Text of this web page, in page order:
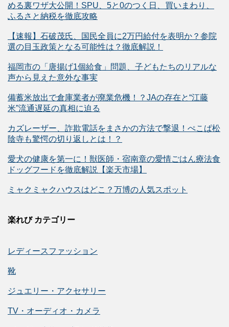
める裏ワザ大公開！SPU、5と0のつく日、買いまわり、
ふるさと納税を徹底攻略
【速報】石破茂氏、国民全員に2万円給付を表明か？参院
選の目玉政策となる可能性は？徹底解説！
福岡市の「唐揚げ1個給食」問題、子どもたちのリアルな
声から見えた意外な事実
備蓄米放出で倉庫業者が廃業危機！？JAの存在と“江藤
米”流通遅延の真相に迫る
カズレーザー、詐欺電話をまさかの方法で撃退！ぺこぱ松
陰寺も驚愕の切り返しとは！？
愛犬の健康を第一に！獣医師・宿南章の愛情ごはん療法食
ドッグフードを徹底解説【楽天市場】
ミャクミャクハウスはどこ？万博の人気スポット
楽れび カテゴリー
レディースファッション
靴
ジュエリー・アクセサリー
TV・オーディオ・カメラ